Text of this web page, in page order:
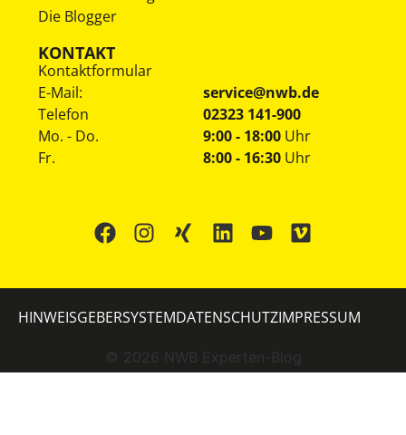
Die Blogger
KONTAKT
Kontaktformular
E-Mail:
service@nwb.de
Telefon
02323 141-900
Mo. - Do.
Fr.
9:00 - 18:00 Uhr
8:00 - 16:30 Uhr
© 2026 NWB Experten-Blog
HINWEISGEBERSYSTEMDATENSCHUTZIMPRESSUM